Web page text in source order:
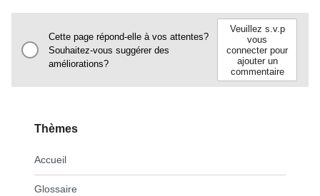
Cette page répond-elle à vos attentes?
Souhaitez-vous suggérer des
améliorations?
Veuillez s.v.p
vous
connecter pour
ajouter un
commentaire
Thèmes
Accueil
Glossaire